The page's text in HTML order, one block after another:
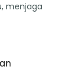
menjaga